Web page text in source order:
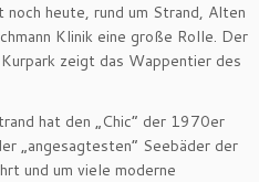
heute, rund um Strand, Alten
Klinik eine große Rolle. Der
zeigt das Wappentier des
hat den „Chic“ der 1970er
„angesagtesten“ Seebäder der
und um viele moderne